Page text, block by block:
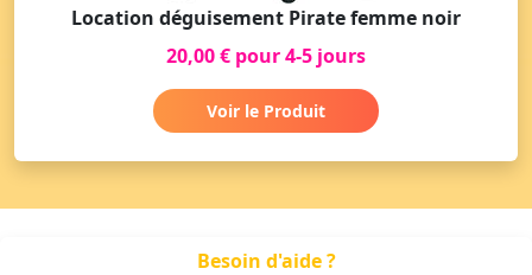
Location déguisement Pirate femme noir
20,00 € pour 4-5 jours
Voir le Produit
Besoin d'aide ?